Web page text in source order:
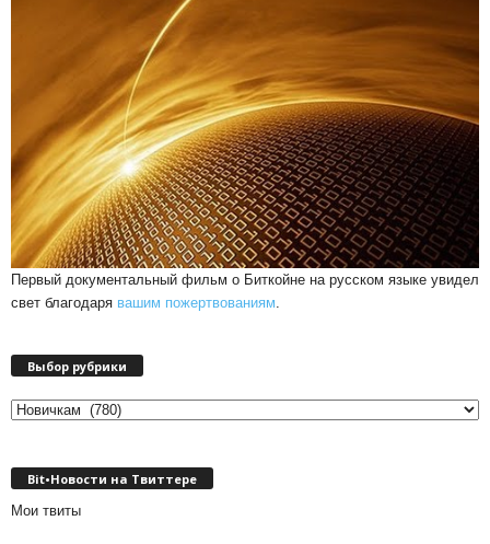
Первый документальный фильм о Биткойне на русском языке увидел
свет благодаря вашим пожертвованиям.
Выбор рубрики
Выбор
Bit•Новости на Твиттере
Мои твиты